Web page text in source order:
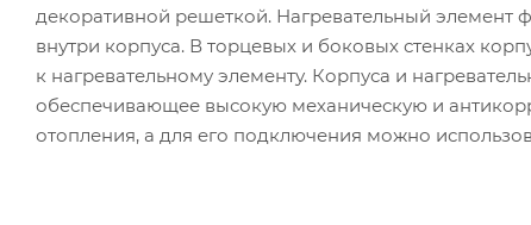
декоративной решеткой. Нагревательный
внутри корпуса. В торцевых и боковых стенках
к нагревательному элементу. Корпуса и
обеспечивающее высокую механическую и
отопления, а для его подключения можно